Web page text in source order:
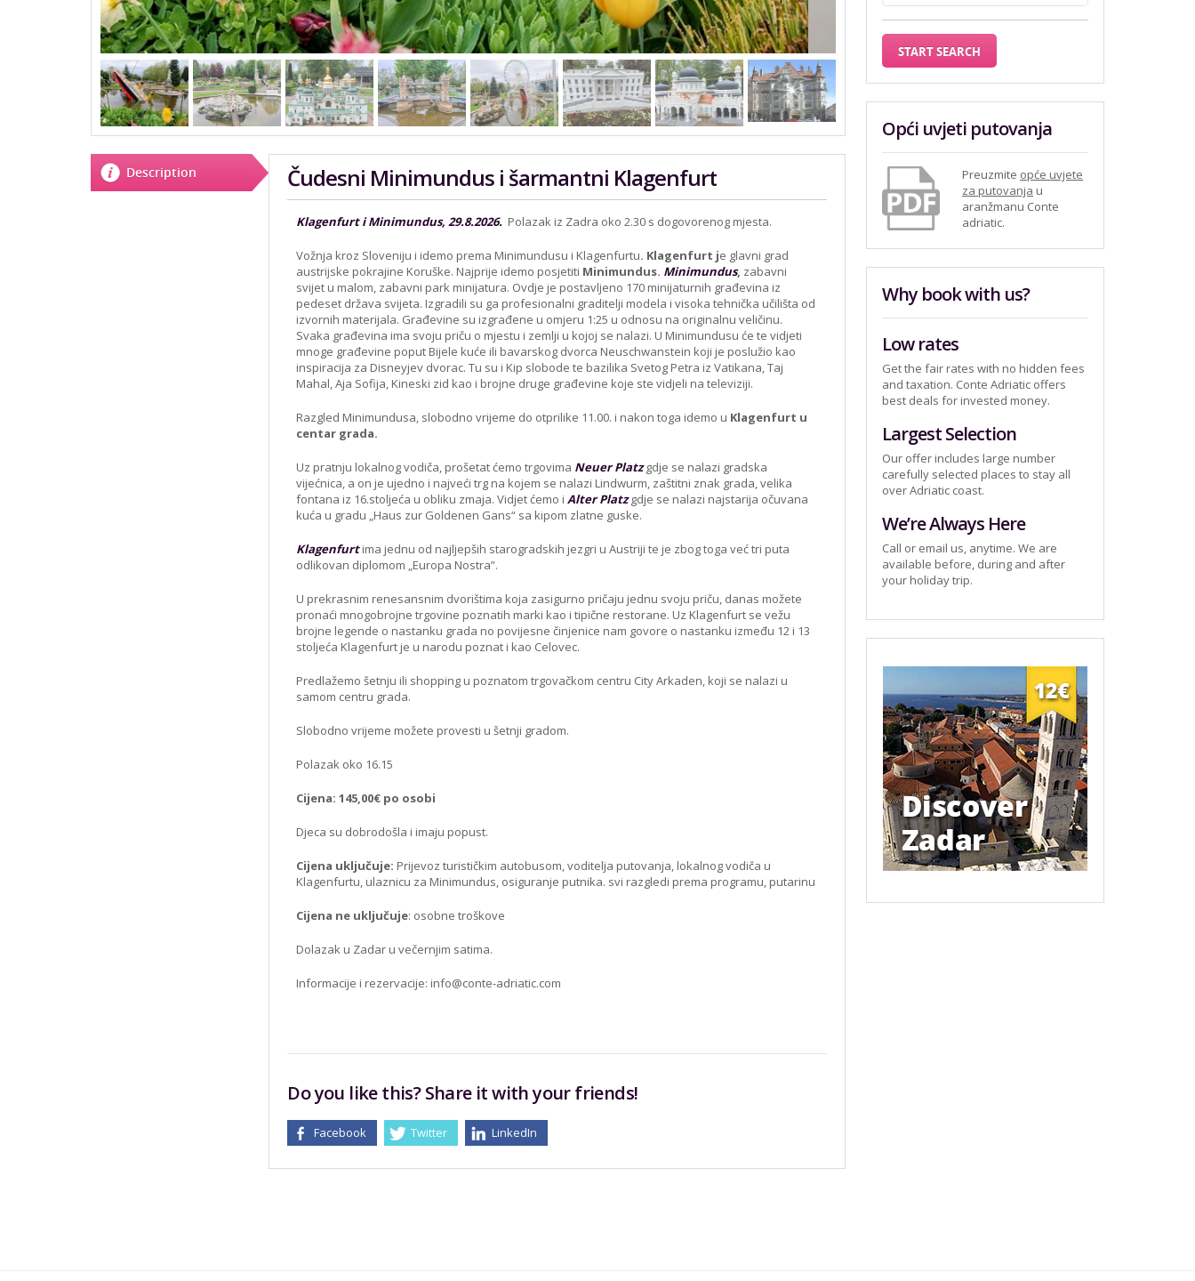
Description Čudesni Minimundus i šarmantni Klagenfurt
Klagenfurt i Minimundus, 29.8.2026. Polazak iz Zadra oko 2.30 s dogovorenog mjesta.
Vožnja kroz Sloveniju i idemo prema Minimundusu i Klagenfurtu. Klagenfurt je glavni grad
austrijske pokrajine Koruške. Najprije idemo posjetiti Minimundus. Minimundus, zabavni
svijet u malom, zabavni park minijatura. Ovdje je postavljeno 170 minijaturnih građevina iz
pedeset država svijeta. Izgradili su ga profesionalni graditelji modela i visoka tehnička učilišta od
izvornih materijala. Građevine su izgrađene u omjeru 1:25 u odnosu na originalnu veličinu.
Svaka građevina ima svoju priču o mjestu i zemlji u kojoj se nalazi. U Minimundusu će te vidjeti
mnoge građevine poput Bijele kuće ili bavarskog dvorca Neuschwanstein koji je poslužio kao
inspiracija za Disneyjev dvorac. Tu su i Kip slobode te bazilika Svetog Petra iz Vatikana, Taj
Mahal, Aja Sofija, Kineski zid kao i brojne druge građevine koje ste vidjeli na televiziji.
Razgled Minimundusa, slobodno vrijeme do otprilike 11.00. i nakon toga idemo u Klagenfurt u
centar grada.
Uz pratnju lokalnog vodiča, prošetat ćemo trgovima Neuer Platzgdje se nalazi gradska
vijećnica, a on je ujedno i najveći trg na kojem se nalazi Lindwurm, zaštitni znak grada, velika
fontana iz 16.stoljeća u obliku zmaja. Vidjet ćemo iAlter Platzgdje se nalazi najstarija očuvana
kuća u gradu „Haus zur Goldenen Gans“ sa kipom zlatne guske.
Klagenfurtima jednu od najljepših starogradskih jezgri u Austriji te je zbog toga već tri puta
odlikovan diplomom „Europa Nostra”.
U prekrasnim renesansnim dvorištima koja zasigurno pričaju jednu svoju priču, danas možete
pronaći mnogobrojne trgovine poznatih marki kao i tipične restorane. Uz Klagenfurt se vežu
brojne legende o nastanku grada no povijesne činjenice nam govore o nastanku između 12 i 13
stoljeća Klagenfurt je u narodu poznat i kao Celovec.
Predlažemo šetnju ili shopping u poznatom trgovačkom centru City Arkaden, koji se nalazi u
samom centru grada.
Slobodno vrijeme možete provesti u šetnji gradom.
Polazak oko 16.15
Cijena: 145,00€ po osobi
Djeca su dobrodošla i imaju popust.
Cijena uključuje: Prijevoz turističkim autobusom, voditelja putovanja, lokalnog vodiča u
Klagenfurtu, ulaznicu za Minimundus, osiguranje putnika. svi razgledi prema programu, putarinu
Cijena ne uključuje: osobne troškove
Dolazak u Zadar u večernjim satima.
Informacije i rezervacije: info@conte-adriatic.com
Do you like this? Share it with your friends!
Facebook Twitter LinkedIn
Opći uvjeti putovanja
Preuzmite opće uvjete
za putovanja u
aranžmanu Conte
adriatic.
Why book with us?
Low rates
Get the fair rates with no hidden fees
and taxation. Conte Adriatic offers
best deals for invested money.
Largest Selection
Our offer includes large number
carefully selected places to stay all
over Adriatic coast.
We’re Always Here
Call or email us, anytime. We are
available before, during and after
your holiday trip.